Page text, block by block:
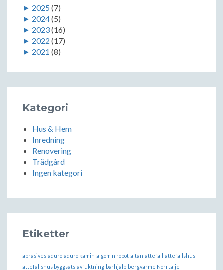
► 2025 (7)
► 2024(5)
► 2023(16)
► 2022 (17)
► 2021 (8)
Kategori
Hus & Hem
Inredning
Renovering
Trädgård
Ingen kategori
Etiketter
abrasives aduro aduro kamin algomin robot altan attefall attefallshus
attefallshus byggsats avfuktning bärhjälp bergvärme Norrtälje